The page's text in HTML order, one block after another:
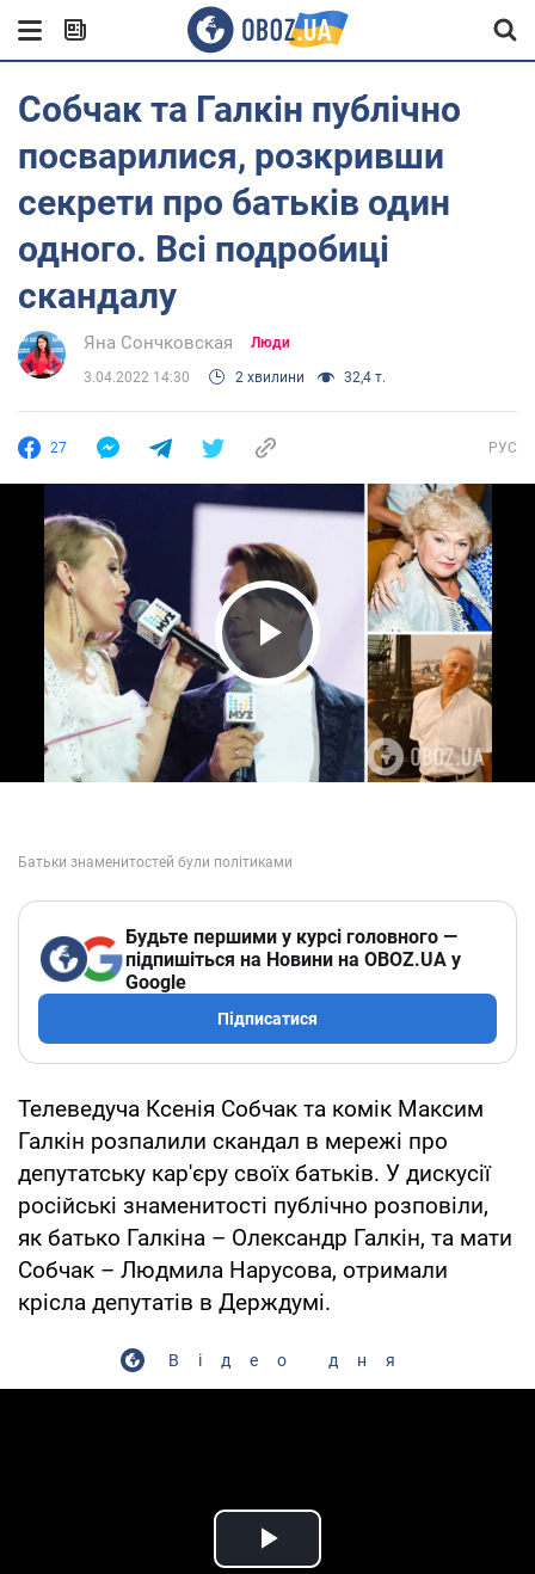
Собчак та Галкін публічно
посварилися, розкривши
секрети про батьків один
одного. Всі подробиці
скандалу
Яна Сончковская Люди
3.04.2022 14:30 2 хвилини 32,4 т.
27 РУС
Play Video
Будьте першими у курсі головного —
підпишіться на Новини на OBOZ.UA у
Google
Підписатися
Телеведуча Ксенія Собчак та комік Максим
Галкін розпалили скандал в мережі про
депутатську кар'єру своїх батьків. У дискусії
російські знаменитості публічно розповіли,
як батько Галкіна – Олександр Галкін, та мати
Собчак – Людмила Нарусова, отримали
крісла депутатів в Держдумі.
Відео дня
Play Video